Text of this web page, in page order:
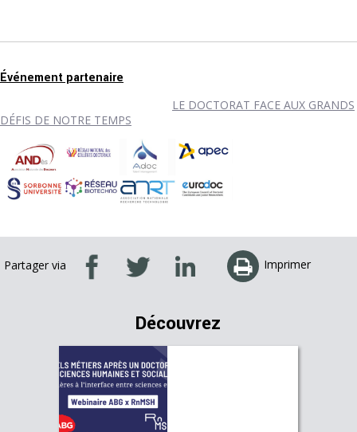
Événement partenaire
LE DOCTORAT FACE AUX GRANDS
DÉFIS DE NOTRE TEMPS
Partager via Imprimer
Découvrez